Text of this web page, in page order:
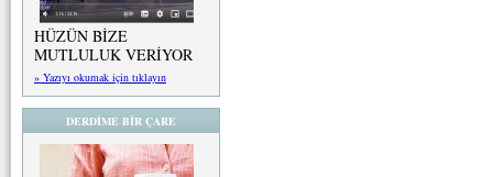
HÜZÜN BİZE
MUTLULUK VERİYOR
» Yazıyı okumak için tıklayın
DERDİME BİR ÇARE